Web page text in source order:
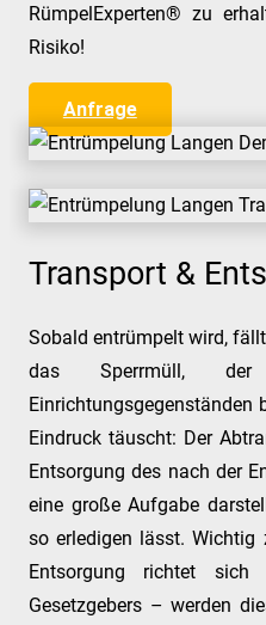
RümpelExperten® zu
Risiko!
Anfrage
Transport &
Sobald entrümpelt wird,
das Sperrmüll,
Einrichtungsgegenständen
Eindruck täuscht: Der
Entsorgung des nach der
eine große Aufgabe
so erledigen lässt. Wichtig
Entsorgung richtet
Gesetzgebers – werden